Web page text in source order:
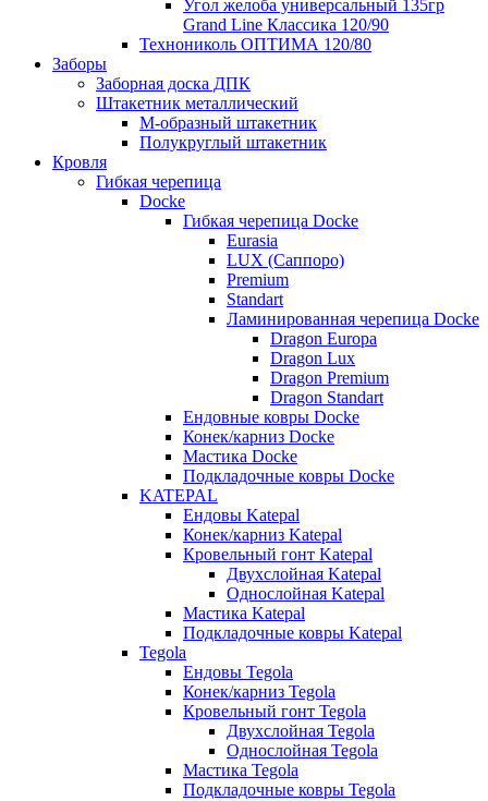
Угол желоба универсальный 135гр
Grand Line Классика 120/90
Технониколь ОПТИМА 120/80
Заборы
Заборная доска ДПК
Штакетник металлический
М-образный штакетник
Полукруглый штакетник
Кровля
Гибкая черепица
Docke
Гибкая черепица Docke
Eurasia
LUX (Саппоро)
Premium
Standart
Ламинированная черепица Docke
Dragon Europa
Dragon Lux
Dragon Premium
Dragon Standart
Ендовные ковры Docke
Конек/карниз Docke
Мастика Docke
Подкладочные ковры Docke
KATEPAL
Ендовы Katepal
Конек/карниз Katepal
Кровельный гонт Katepal
Двухслойная Katepal
Однослойная Katepal
Мастика Katepal
Подкладочные ковры Katepal
Tegola
Ендовы Tegola
Конек/карниз Tegola
Кровельный гонт Tegola
Двухслойная Tegola
Однослойная Tegola
Мастика Tegola
Подкладочные ковры Tegola